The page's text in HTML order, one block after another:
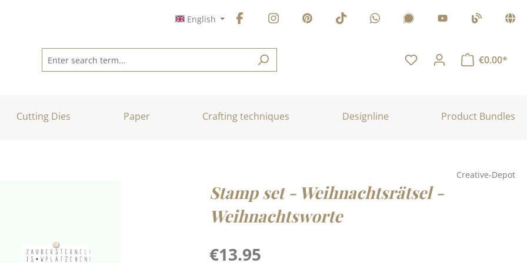
English
€0.00*
Cutting Dies Paper Crafting techniques Designline Product Bundles
Creative-Depot
Stamp set - Weihnachtsrätsel -
Weihnachtsworte
Regular price:
€13.95